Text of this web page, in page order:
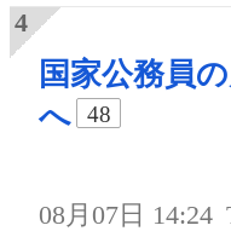
国家公務員
へ
48
08月07日 14:24